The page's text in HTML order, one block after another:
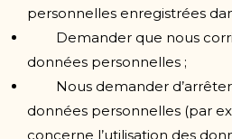
personnelles enregistrées
Demander que nous
données personnelles ;
Nous demander d’arrêter
données personnelles (par
concerne l’utilisation des